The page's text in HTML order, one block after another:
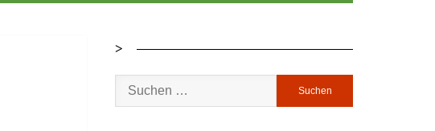
>
Suchen